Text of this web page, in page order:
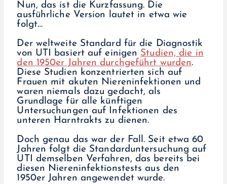
Nun, das ist die Kurzfassung. Die
ausführliche Version lautet in etwa wie
folgt…
Der weltweite Standard für die Diagnostik
von UTI basiert auf einigen Studien, die in
den 1950er Jahren durchgeführt wurden.
Diese Studien konzentrierten sich auf
Frauen mit akuten Niereninfektionen und
waren niemals dazu gedacht, als
Grundlage für alle künftigen
Untersuchungen auf Infektionen des
unteren Harntrakts zu dienen.
Doch genau das war der Fall. Seit etwa 60
Jahren folgt die Standarduntersuchung auf
UTI demselben Verfahren, das bereits bei
diesen Niereninfektionstests aus den
1950er Jahren angewendet wurde.